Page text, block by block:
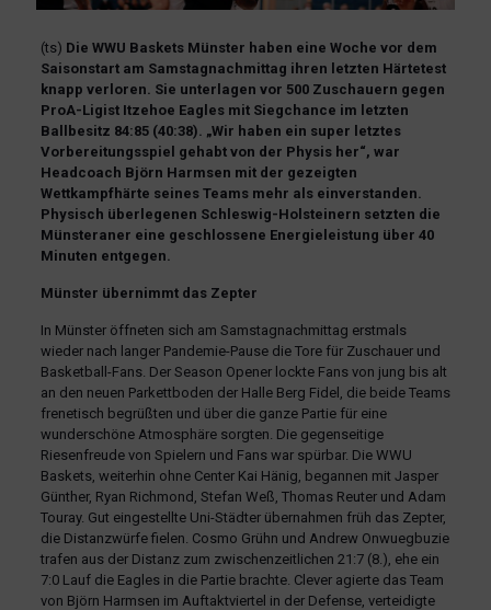
(ts) Die WWU Baskets Münster haben eine Woche vor dem
Saisonstart am Samstagnachmittag ihren letzten Härtetest
knapp verloren. Sie unterlagen vor 500 Zuschauern gegen
ProA-Ligist Itzehoe Eagles mit Siegchance im letzten
Ballbesitz 84:85 (40:38). „Wir haben ein super letztes
Vorbereitungsspiel gehabt von der Physis her“, war
Headcoach Björn Harmsen mit der gezeigten
Wettkampfhärte seines Teams mehr als einverstanden.
Physisch überlegenen Schleswig-Holsteinern setzten die
Münsteraner eine geschlossene Energieleistung über 40
Minuten entgegen.
Münster übernimmt das Zepter
In Münster öffneten sich am Samstagnachmittag erstmals
wieder nach langer Pandemie-Pause die Tore für Zuschauer und
Basketball-Fans. Der Season Opener lockte Fans von jung bis alt
an den neuen Parkettboden der Halle Berg Fidel, die beide Teams
frenetisch begrüßten und über die ganze Partie für eine
wunderschöne Atmosphäre sorgten. Die gegenseitige
Riesenfreude von Spielern und Fans war spürbar. Die WWU
Baskets, weiterhin ohne Center Kai Hänig, begannen mit Jasper
Günther, Ryan Richmond, Stefan Weß, Thomas Reuter und Adam
Touray. Gut eingestellte Uni-Städter übernahmen früh das Zepter,
die Distanzwürfe fielen. Cosmo Grühn und Andrew Onwuegbuzie
trafen aus der Distanz zum zwischenzeitlichen 21:7 (8.), ehe ein
7:0 Lauf die Eagles in die Partie brachte. Clever agierte das Team
von Björn Harmsen im Auftaktviertel in der Defense, verteidigte